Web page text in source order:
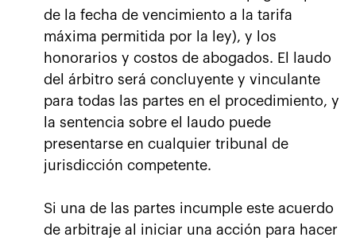
de la fecha de vencimiento a la tarifa
máxima permitida por la ley), y los
honorarios y costos de abogados. El laudo
del árbitro será concluyente y vinculante
para todas las partes en el procedimiento, y
la sentencia sobre el laudo puede
presentarse en cualquier tribunal de
jurisdicción competente.
Si una de las partes incumple este acuerdo
de arbitraje al iniciar una acción para hacer